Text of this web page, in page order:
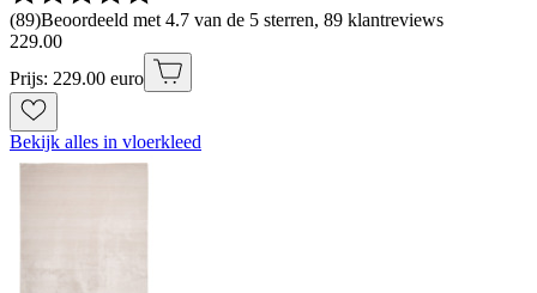
(89)Beoordeeld met 4.7 van de 5 sterren, 89 klantreviews
229.00
Prijs: 229.00 euro
Bekijk alles in vloerkleed